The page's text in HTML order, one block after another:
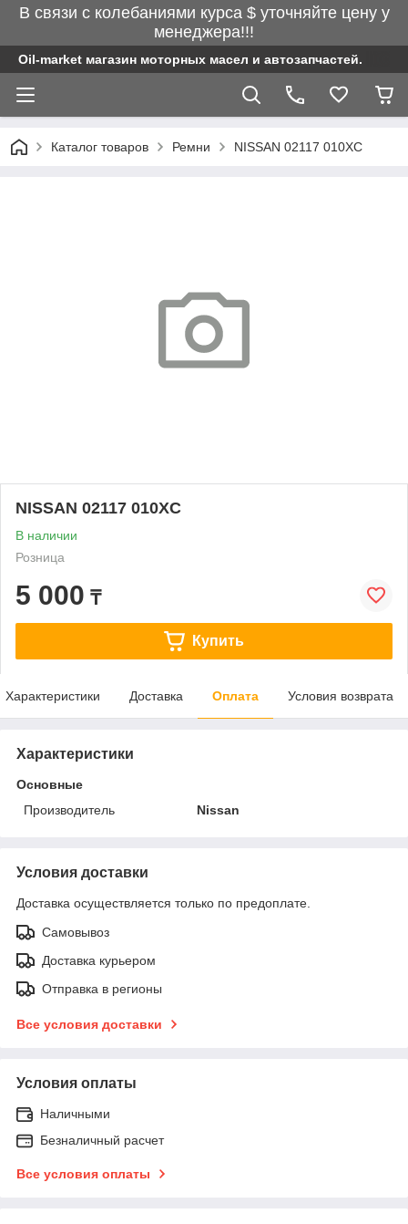
В связи с колебаниями курса $ уточняйте цену у
менеджера!!!
Oil-market магазин моторных масел и автозапчастей.
Каталог товаров Ремни NISSAN 02117 010XC
NISSAN 02117 010XC
В наличии
Розница
5 000 ₸
Купить
Характеристики Доставка Оплата Условия возврата
Характеристики
Основные
Производитель
Nissan
Условия доставки
Доставка осуществляется только по предоплате.
Самовывоз
Доставка курьером
Отправка в регионы
Все условия доставки
Условия оплаты
Наличными
Безналичный расчет
Все условия оплаты